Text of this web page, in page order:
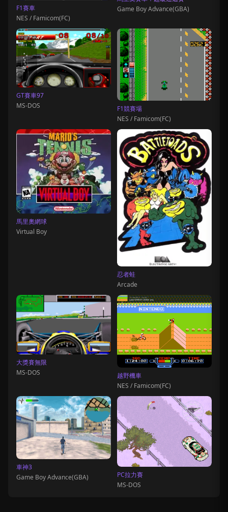
F1賽車
NES / Famicom(FC)
Game Boy Advance(GBA)
GT賽車97
MS-DOS
F1競賽場
NES / Famicom(FC)
馬里奧網球
Virtual Boy
忍者蛙
Arcade
大獎賽無限
MS-DOS
越野機車
NES / Famicom(FC)
車神3
Game Boy Advance(GBA)
PC拉力賽
MS-DOS